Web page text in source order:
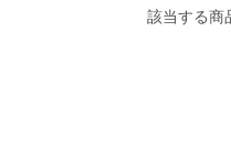
該当する商